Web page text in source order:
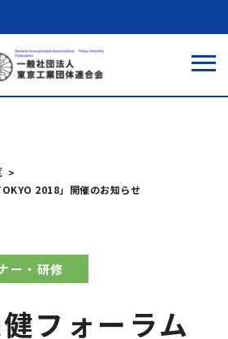
2018」開催のお知らせ
ー・研修
健フォーラム